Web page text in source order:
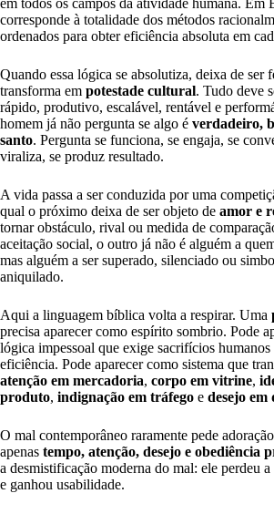
em todos os campos da atividade humana. Em
corresponde à totalidade dos métodos
ordenados para obter eficiência absoluta em
Quando essa lógica se absolutiza, deixa de ser
transforma em potestade cultural. Tudo deve
rápido, produtivo, escalável, rentável e
homem já não pergunta se algo é verdadeiro,
santo. Pergunta se funciona, se engaja, se
viraliza, se produz resultado.
A vida passa a ser conduzida por uma
qual o próximo deixa de ser objeto de amor e
tornar obstáculo, rival ou medida de
aceitação social, o outro já não é alguém a
mas alguém a ser superado, silenciado ou
aniquilado.
Aqui a linguagem bíblica volta a respirar. Uma
precisa aparecer como espírito sombrio. Pode
lógica impessoal que exige sacrifícios humanos
eficiência. Pode aparecer como sistema que
atenção em mercadoria, corpo em vitrine,
produto, indignação em tráfego e desejo em
O mal contemporâneo raramente pede
apenas tempo, atenção, desejo e obediência
a desmistificação moderna do mal: ele perdeu
e ganhou usabilidade.